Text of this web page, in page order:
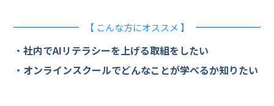
【 こんな方にオススメ 】
・社内でAIリテラシーを上げる取組をしたい
・ オンラインスクールでどんなことが学べるか知りたい